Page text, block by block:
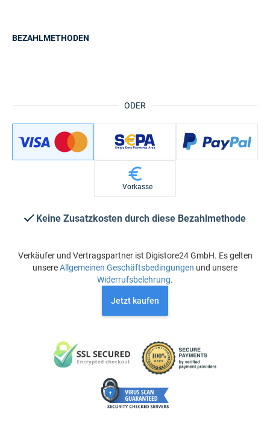
ODER
BEZAHLMETHODEN
Vorkasse
Keine Zusatzkosten durch diese Bezahlmethode
Verkäufer und Vertragspartner ist Digistore24 GmbH. Es gelten
unsereAllgemeinen Geschäftsbedingungen und unsere
Widerrufsbelehrung.
Jetzt kaufen